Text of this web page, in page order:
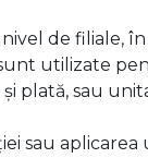
de filiale,
utilizate
plată, sau
sau